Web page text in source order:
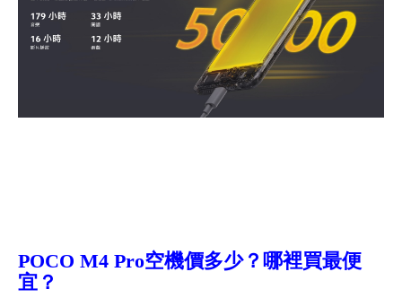
POCO M4 Pro空機價多少？哪裡買最便
宜？